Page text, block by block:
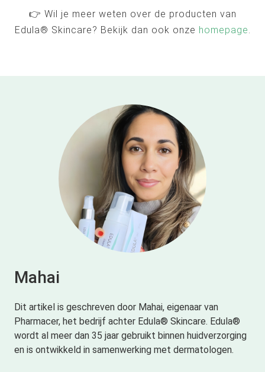
👉 Wil je meer weten over de producten van
Edula® Skincare? Bekijk dan ook onze homepage.
Mahai
Dit artikel is geschreven door Mahai, eigenaar van
Pharmacer, het bedrijf achter Edula® Skincare. Edula®
wordt al meer dan 35 jaar gebruikt binnen huidverzorging
en is ontwikkeld in samenwerking met dermatologen.